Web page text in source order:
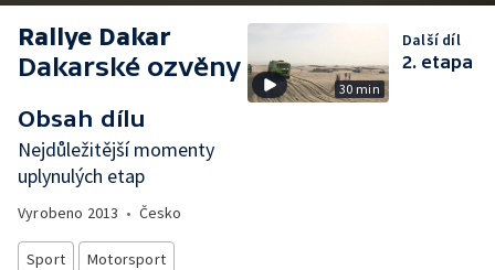
Rallye Dakar
Dakarské ozvěny
Obsah dílu
Nejdůležitější momenty
uplynulých etap
Vyrobeno 2013 • Česko
Sport Motorsport
30 min
Další díl
2. etapa